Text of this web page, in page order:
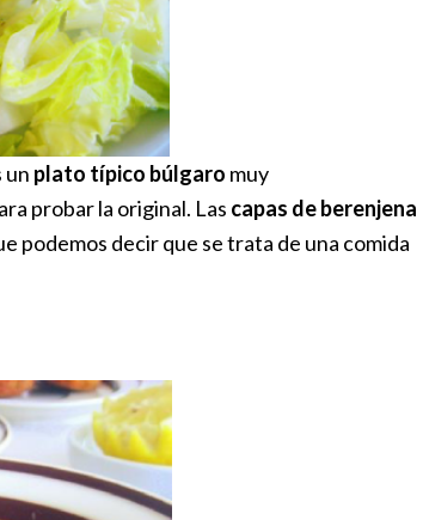
un plato típico búlgaro muy
probar la original. Las capas de berenjena
podemos decir que se trata de una comida